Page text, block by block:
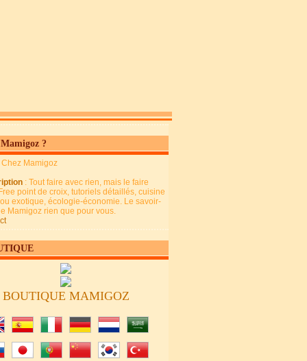
?
Chez Mamigoz
: Tout faire avec rien, mais le faire
point de croix, tutoriels détaillés, cuisine
exotique, écologie-économie. Le savoir-
Mamigoz rien que pour vous.
BOUTIQUE MAMIGOZ